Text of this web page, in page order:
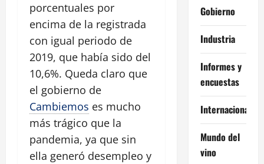
porcentuales por
encima de la registrada
con igual periodo de
2019, que había sido del
10,6%. Queda claro que
el gobierno de
Cambiemos es mucho
más trágico que la
pandemia, ya que sin
ella generó desempleo y
Gobierno
Industria
Informes y
encuestas
Internacional
Mundo del
vino